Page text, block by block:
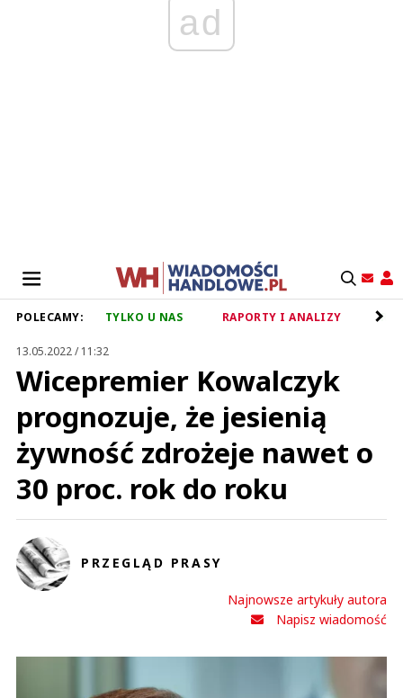
ad
POLECAMY: TYLKO U NAS RAPORTY I ANALIZY
13.05.2022 / 11:32
Wicepremier Kowalczyk
prognozuje, że jesienią
żywność zdrożeje nawet o
30 proc. rok do roku
PRZEGLĄD PRASY
Najnowsze artykuły autora
Napisz wiadomość